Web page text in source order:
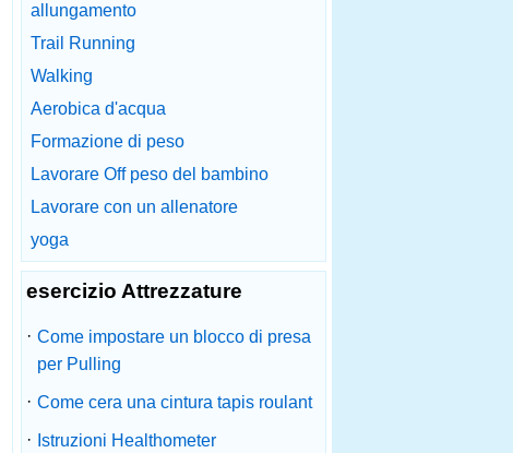
allungamento
Trail Running
Walking
Aerobica d'acqua
Formazione di peso
Lavorare Off peso del bambino
Lavorare con un allenatore
yoga
esercizio Attrezzature
· Come impostare un blocco di presa
per Pulling
· Come cera una cintura tapis roulant
· Istruzioni Healthometer